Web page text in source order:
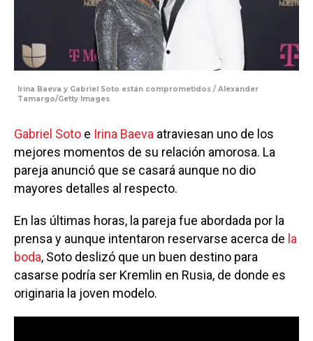
Irina Baeva y Gabriel Soto están comprometidos / Alexander
Tamargo/Getty Images
Gabriel Soto e Irina Baeva atraviesan uno de los
mejores momentos de su relación amorosa. La
pareja anunció que se casará aunque no dio
mayores detalles al respecto.
En las últimas horas, la pareja fue abordada por la
prensa y aunque intentaron reservarse acerca de la
boda, Soto deslizó que un buen destino para
casarse podría ser Kremlin en Rusia, de donde es
originaria la joven modelo.